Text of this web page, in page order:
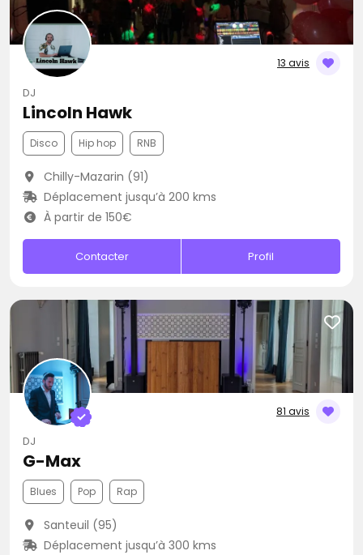
13 avis
DJ
Lincoln Hawk
Disco Hip hop RNB
Chilly-Mazarin (91)
Déplacement jusqu’à 200 kms
À partir de 150€
Contacter Profil
81 avis
DJ
G-Max
Blues Pop Rap
Santeuil (95)
Déplacement jusqu’à 300 kms